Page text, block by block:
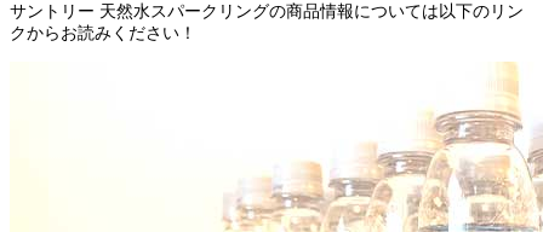
サントリー 天然水スパークリングの商品情報については以下のリン
クからお読みください！